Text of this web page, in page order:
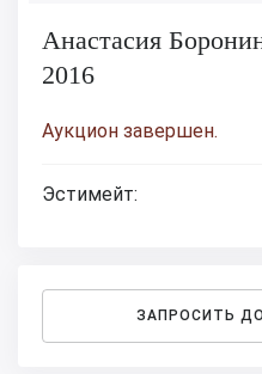
Анастасия
2016
Аукцион завершен.
Эстимейт:
ЗАПРОСИТЬ